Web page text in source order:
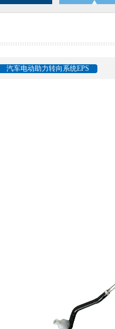
汽车电动助力转向系统EPS